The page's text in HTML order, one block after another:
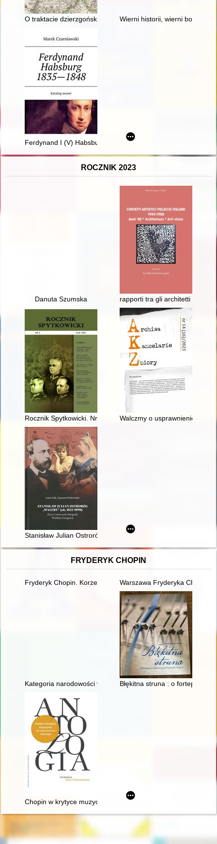
O traktacie dzierzgońskim (7 lutego 1249 r.) jako "fons iuris
Wierni historii, wierni
Ferdynand I (V) Habsburg 1835-1848 : katalog monet
ROCZNIK 2023
Danuta Szumska rapporti tra gli architetti
Rocznik Spytkowicki. Nr 2 (2023)Walczmy o usprawnienie
Stanisław Julian Ostroróg "Walery" (ok. 1834-1890) : życie i
FRYDERYK CHOPIN
Fryderyk Chopin. Korzenie Warszawa Fryderyka Chopina
Kategoria narodowości w recepcji twórczości Fryderyka
Błękitna struna : o
Chopin w krytyce muzycznej (do I wojny światowej). Antologia